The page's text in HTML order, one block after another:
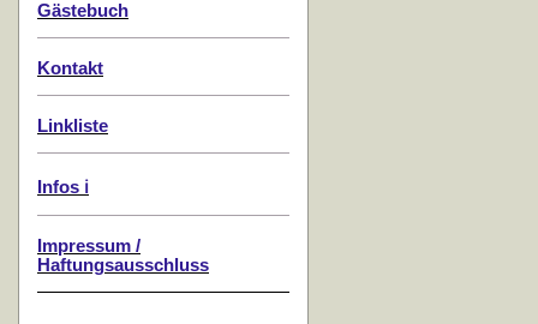
Gästebuch
Kontakt
Linkliste
Infos ℹ️
Impressum /
Haftungsausschluss